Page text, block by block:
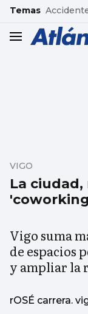
common.go-to-
Temas
La
VIGO
Vigo suma
de espacios
y ampliar la
rOSÉ carrera.